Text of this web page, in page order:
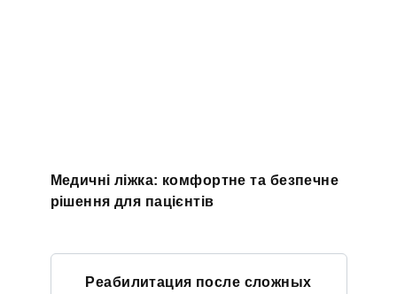
Медичні ліжка: комфортне та безпечне
рішення для пацієнтів
Реабилитация после сложных